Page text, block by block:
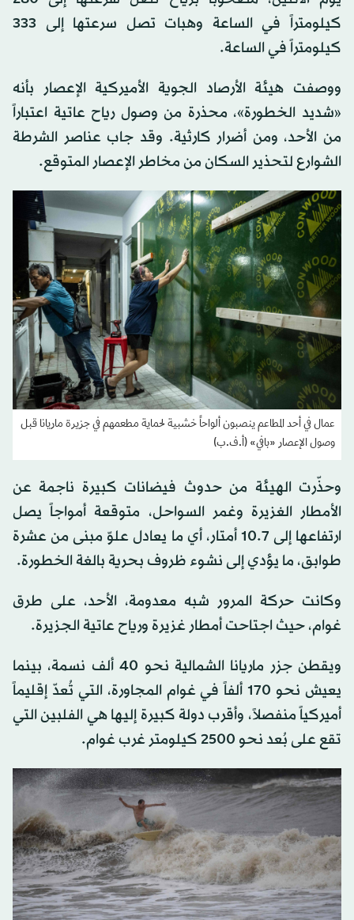
كيلومتراً في الساعة وهبات تصل سرعتها إلى 333
كيلومتراً في الساعة.
ووصفت هيئة الأرصاد الجوية الأميركية الإعصار بأنه
«شديد الخطورة»، محذرة من وصول رياح عاتية اعتباراً
من الأحد، ومن أضرار كارثية. وقد جاب عناصر الشرطة
الشوارع لتحذير السكان من مخاطر الإعصار المتوقع.
عمال في أحد المطاعم ينصبون ألواحاً خشبية لحماية مطعمهم في جزيرة ماريانا قبل
وصول الإعصار «بافي» (أ.ف.ب)
وحذّرت الهيئة من حدوث فيضانات كبيرة ناجمة عن
الأمطار الغزيرة وغمر السواحل، متوقعة أمواجاً يصل
ارتفاعها إلى 10.7 أمتار، أي ما يعادل علوّ مبنى من عشرة
طوابق، ما يؤدي إلى نشوء ظروف بحرية بالغة الخطورة.
وكانت حركة المرور شبه معدومة، الأحد، على طرق
غوام، حيث اجتاحت أمطار غزيرة ورياح عاتية الجزيرة.
ويقطن جزر ماريانا الشمالية نحو 40 ألف نسمة، بينما
يعيش نحو 170 ألفاً في غوام المجاورة، التي تُعدّ إقليماً
أميركياً منفصلاً، وأقرب دولة كبيرة إليها هي الفلبين التي
تقع على بُعد نحو 2500 كيلومتر غرب غوام.